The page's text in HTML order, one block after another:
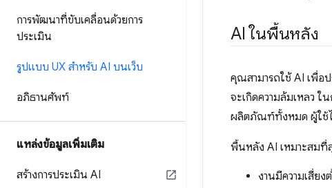
การพัฒนาที่ขับเคลื่อนด้วยการ
ประเมิน
รูปแบบ UX สำหรับ AI บนเว็บ
อภิธานศัพท์
แหล่งข้อมูลเพิ่มเติม
สร้างการประเมิน AI
AI ในพื้นหลัง
คุณสามารถใช้ AI เพื่อ
จะเกิดความล้มเหลว
ผลิตภัณฑ์ทั้งหมด ผู้ใช้ไม่
พื้นหลัง AI เหมาะสม
งานมีความเสี่ยง